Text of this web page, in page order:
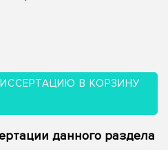
В КОРЗИНУ
данного раздела